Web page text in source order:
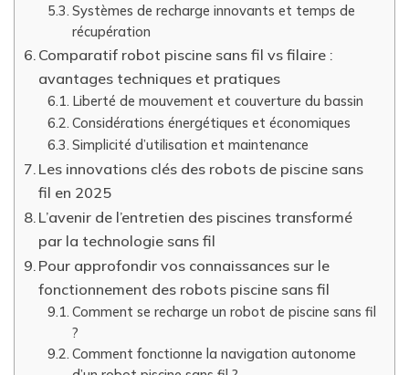
Systèmes de recharge innovants et temps de
récupération
Comparatif robot piscine sans fil vs filaire :
avantages techniques et pratiques
Liberté de mouvement et couverture du bassin
Considérations énergétiques et économiques
Simplicité d’utilisation et maintenance
Les innovations clés des robots de piscine sans
fil en 2025
L’avenir de l’entretien des piscines transformé
par la technologie sans fil
Pour approfondir vos connaissances sur le
fonctionnement des robots piscine sans fil
Comment se recharge un robot de piscine sans fil
?
Comment fonctionne la navigation autonome